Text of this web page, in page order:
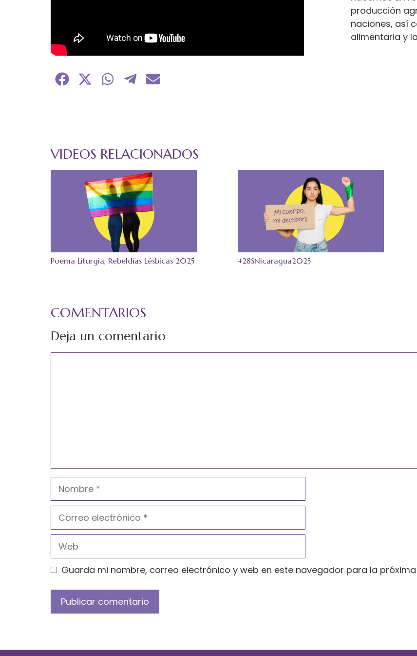
CompartirCompartirCompartir
CompartirCompartir
producción
naciones, así
alimentaria y
VIDEOS RELACIONADOS
Poema Liturgia, Rebeldías Lésbicas 2025 #28SNicaragua2025
COMENTARIOS
Deja un comentario
Nombre
Correo
Web
Guarda mi nombre, correo electrónico y web en este navegador para la